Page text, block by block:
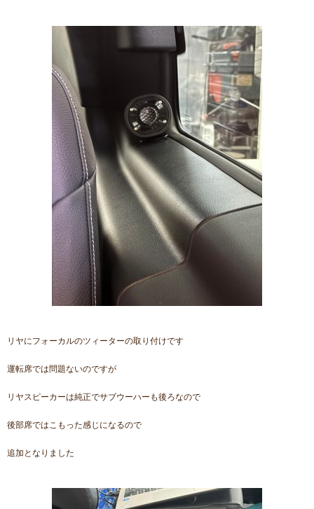
リヤにフォーカルのツィーターの取り付けです
運転席では問題ないのですが
リヤスピーカーは純正でサブウーハーも後ろなので
後部席ではこもった感じになるので
追加となりました